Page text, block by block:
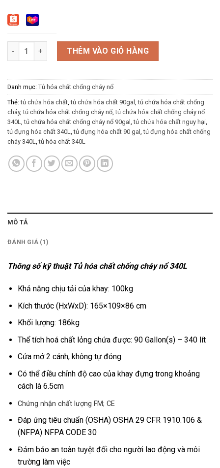
Tủ hóa chất chống cháy nổ 340L số lượng
THÊM VÀO GIỎ HÀNG
Danh mục: Tủ hóa chất chống cháy nổ
Thẻ:tủ chứa hóa chất,tủ chứa hóa chất 90gal ,tủ chứa hóa chất chống
cháy,tủ chứa hóa chất chống cháy nổ,tủ chứa hóa chất chống cháy nổ
340L,tủ chứa hóa chất chống cháy nổ 90gal ,tủ chứa hóa chất nguy hại,
tủ đựng hóa chất 340L,tủ đựng hóa chất 90 gal ,tủ đựng hóa chất chống
cháy 340L,tủ hóa chất 340L
MÔ TẢ
ĐÁNH GIÁ (1)
Thông số kỹ thuật Tủ hóa chất chống cháy nổ 340L
Khả năng chịu tải của khay: 100kg
Kích thước (HxWxD): 165×109×86 cm
Khối lượng: 186kg
Thể tích hoá chất lỏng chứa được: 90 Gallon(s) – 340 lít
Cửa mở 2 cánh, không tự đóng
Có thể điều chỉnh độ cao của khay đựng trong khoảng
cách là 6.5cm
Chứng nhận chất lượng FM; CE
Đáp ứng tiêu chuẩn (OSHA) OSHA 29 CFR 1910.106 &
(NFPA) NFPA CODE 30
Đảm bảo an toàn tuyệt đối cho người lao động và môi
trường làm việc